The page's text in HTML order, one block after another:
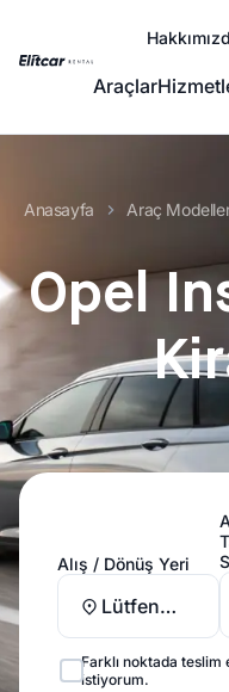
Araçlar
Anasayfa Araç
Opel
Alış / Dönüş Yeri
Lütfen
Farklı noktada teslim
istiyorum.